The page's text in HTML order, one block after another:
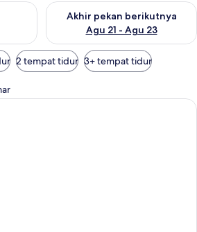
akhir pekan ini Agu 14 - Agu 16
Akhir pekan berikutnya
Agu 21 - Agu 23
Periksa ketersediaan untuk
2 tempat tidur 3+ tempat tidur
Minibar, brankas, meja kerja, dan